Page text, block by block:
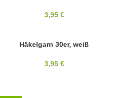
3,95 €
SOLD OUTHäkelgarn 30er, weiß
3,95 €